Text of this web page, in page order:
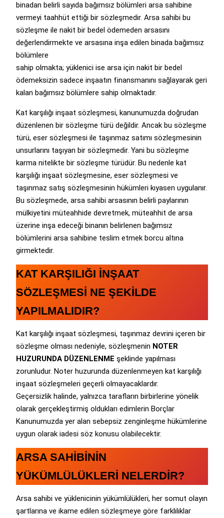
binadan belirli sayıda bağımsız bölümleri arsa sahibine
vermeyi taahhüt ettiği bir sözleşmedir. Arsa sahibi bu
sözleşme ile nakit bir bedel ödemeden arsasını
değerlendirmekte ve arsasına inşa edilen binada bağımsız
bölümlere
sahip olmakta; yüklenici ise arsa için nakit bir bedel
ödemeksizin sadece inşaatın finansmanını sağlayarak geri
kalan bağımsız bölümlere sahip olmaktadır.
Kat karşılığı inşaat sözleşmesi, kanunumuzda doğrudan
düzenlenen bir sözleşme türü değildir. Ancak bu sözleşme
türü, eser sözleşmesi ile taşınmaz satımı sözleşmesinin
unsurlarını taşıyan bir sözleşmedir. Yani bu sözleşme
karma nitelikte bir sözleşme türüdür. Bu nedenle kat
karşılığı inşaat sözleşmesine, eser sözleşmesi ve
taşınmaz satış sözleşmesinin hükümleri kıyasen uygulanır.
Bu sözleşmede, arsa sahibi arsasının belirli paylarının
mülkiyetini müteahhide devretmek, müteahhit de arsa
üzerine inşa edeceği binanın belirlenen bağımsız
bölümlerini arsa sahibine teslim etmek borcu altına
girmektedir.
KAT KARŞILIĞI İNŞAAT
SÖZLEŞMESİ NE ŞEKİLDE
YAPILMALIDIR?
Kat karşılığı inşaat sözleşmesi, taşınmaz devrini içeren bir
sözleşme olması nedeniyle, sözleşmenin NOTER
HUZURUNDA DÜZENLENME şeklinde yapılması
zorunludur. Noter huzurunda düzenlenmeyen kat karşılığı
inşaat sözleşmeleri geçerli olmayacaklardır.
Geçersizlik halinde, yalnızca tarafların birbirlerine yönelik
olarak gerçekleştirmiş oldukları edimlerin Borçlar
Kanunumuzda yer alan sebepsiz zenginleşme hükümlerine
uygun olarak iadesi söz konusu olabilecektir.
ARSA SAHİBİNİN
YÜKÜMLÜLÜKLERİ NELERDİR?
Arsa sahibi ve yüklenicinin yükümlülükleri, her somut olayın
şartlarına ve ikame edilen sözleşmeye göre farklılıklar